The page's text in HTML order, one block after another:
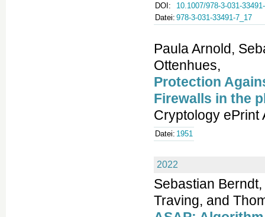
DOI:
10.1007/978-3-031-
Datei: 978-3-031-33491-7_17
Paula Arnold,
Ottenhues,
Protection
Firewalls in the
Cryptology ePrint
Datei: 1951
2022
Sebastian
Traving, and